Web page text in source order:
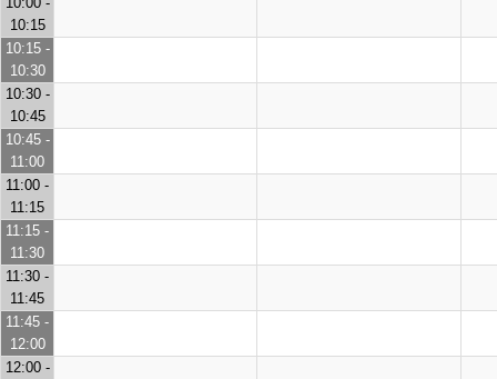
10:15
10:15 -
10:30
10:30 -
10:45
10:45 -
11:00
11:00 -
11:15
11:15 -
11:30
11:30 -
11:45
11:45 -
12:00
12:00 -